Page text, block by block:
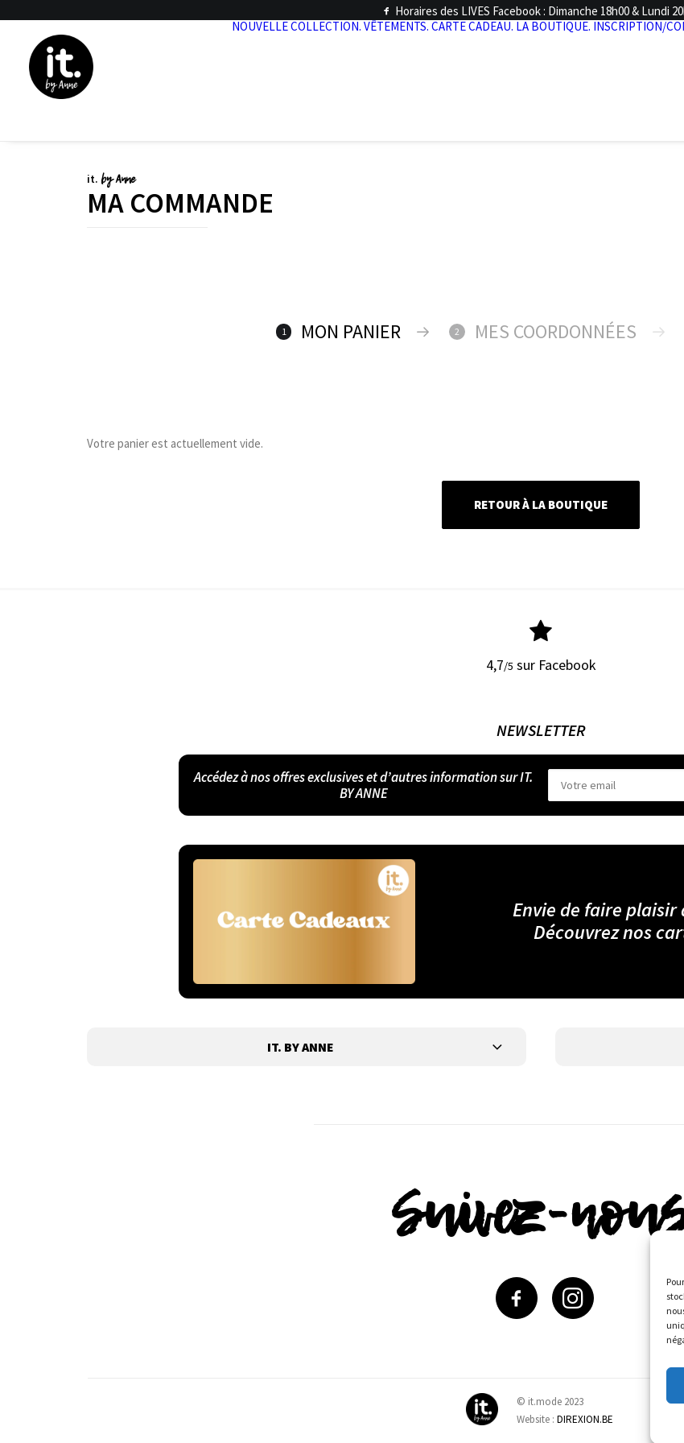
Horaires des LIVES Facebook : Dimanche 18h00 & Lundi
NOUVELLE COLLECTION. VÊTEMENTS. CARTE CADEAU. LA BOUTIQUE. INSCRIPTION/
it. by Anne
MA COMMANDE
1 MON PANIER 2 MES COORDONNÉES
Votre panier est actuellement vide.
RETOUR À LA BOUTIQUE
4,7/5 sur Facebook
NEWSLETTER
Accédez à nos offres exclusives et d’autres information sur IT.
BY ANNE
Envie de faire plaisir
Découvrez nos
IT. BY ANNE
Suivez-
© it.mode 2023
Website : DIREXION.BE